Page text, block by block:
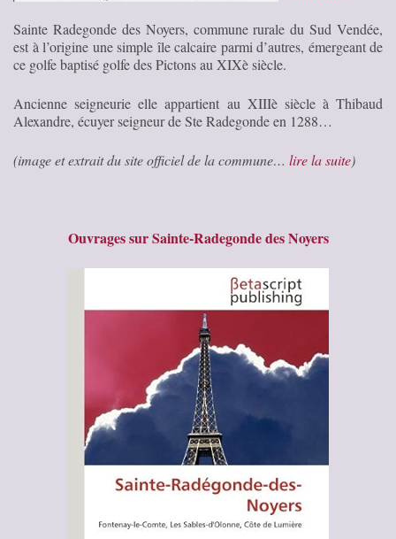
Sainte Radegonde des Noyers, commune rurale du Sud Vendée,
est à l’origine une simple île calcaire parmi d’autres, émergeant de
ce golfe baptisé golfe des Pictons au XIXè siècle.
Ancienne seigneurie elle appartient au XIIIè siècle à Thibaud
Alexandre, écuyer seigneur de Ste Radegonde en 1288…
(image et extrait du site officiel de la commune… lire la suite)
Ouvrages sur Sainte-Radegonde des Noyers